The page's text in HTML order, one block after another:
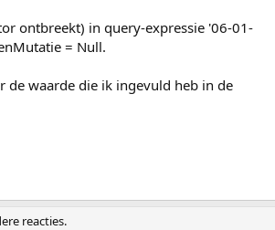
ontbreekt) in query-expressie '06-01-
= Null.
de waarde die ik ingevuld heb in de
reacties.